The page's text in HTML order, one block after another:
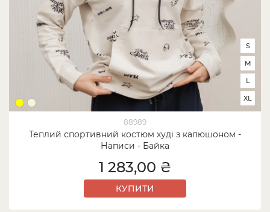
88989
Теплий спортивний костюм худі з капюшоном -
Написи - Байка
S
M
L
XL
1 283,00 ₴
КУПИТИ